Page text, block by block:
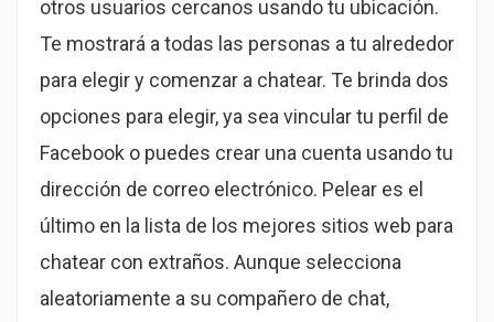
otros usuarios cercanos usando tu ubicación.
Te mostrará a todas las personas a tu alrededor
para elegir y comenzar a chatear. Te brinda dos
opciones para elegir, ya sea vincular tu perfil de
Facebook o puedes crear una cuenta usando tu
dirección de correo electrónico. Pelear es el
último en la lista de los mejores sitios web para
chatear con extraños. Aunque selecciona
aleatoriamente a su compañero de chat,